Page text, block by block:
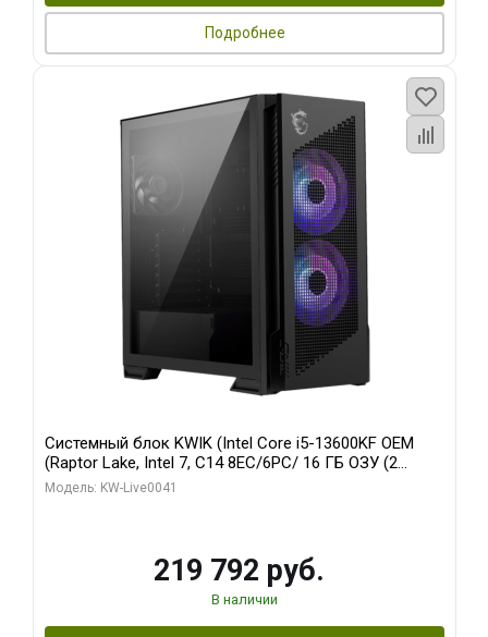
Подробнее
Системный блок KWIK (Intel Core i5-13600KF OEM
(Raptor Lake, Intel 7, C14 8EC/6PC/ 16 ГБ ОЗУ (2
модуля)/ Palit RTX5080 GAMINGPRO OC 16GB GDDR7
Модель: KW-Live0041
219 792 руб.
В наличии